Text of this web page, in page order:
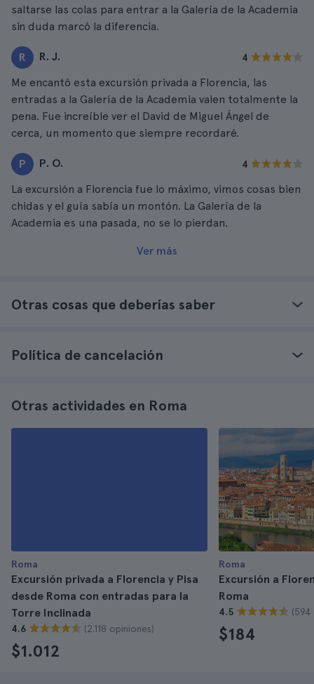
saltarse las colas para entrar a la Galería de la Academia
sin duda marcó la diferencia.
R R. J. 4
Me encantó esta excursión privada a Florencia, las
entradas a la Galería de la Academia valen totalmente la
pena. Fue increíble ver el David de Miguel Ángel de
cerca, un momento que siempre recordaré.
P P. O. 4
La excursión a Florencia fue lo máximo, vimos cosas bien
chidas y el guía sabía un montón. La Galería de la
Academia es una pasada, no se lo pierdan.
Ver más
Otras cosas que deberías saber
Política de cancelación
Otras actividades en Roma
Roma
Excursión privada a Florencia y Pisa
desde Roma con entradas para la
Torre Inclinada
4.6 (2.118 opiniones)
$1.012
Roma
Excursión a
Roma
4.5 (594
$184